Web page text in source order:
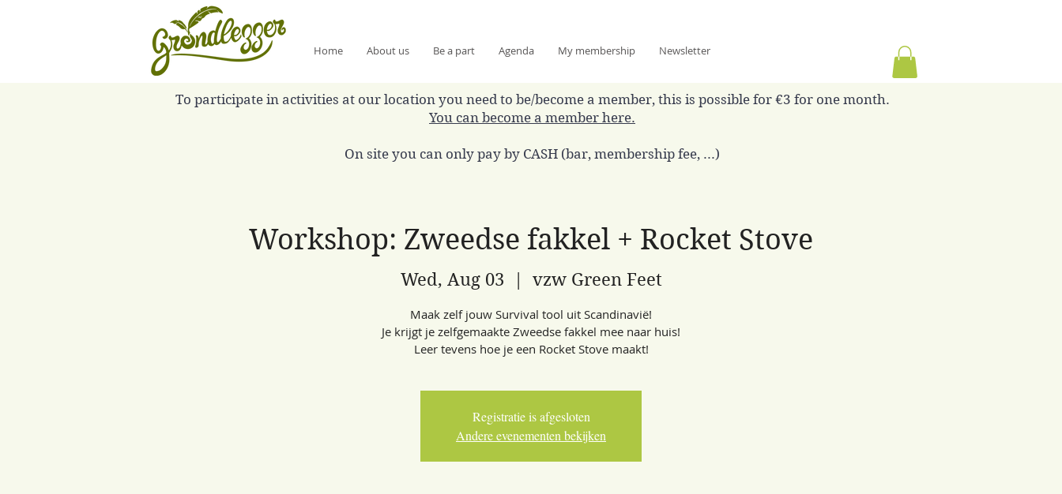
Home About us Be a part Agenda My membership Newsletter
To participate in activities at our location you need to be/become a member, this is possible for €3 for one month.
You can become a member here.
On site you can only pay by CASH (bar, membership fee, ...)
Workshop: Zweedse fakkel + Rocket Stove
Wed, Aug 03
  |
vzw Green Feet
Maak zelf jouw Survival tool uit Scandinavië!
Je krijgt je zelfgemaakte Zweedse fakkel mee naar huis!
Registratie is afgesloten
Andere evenementen bekijken